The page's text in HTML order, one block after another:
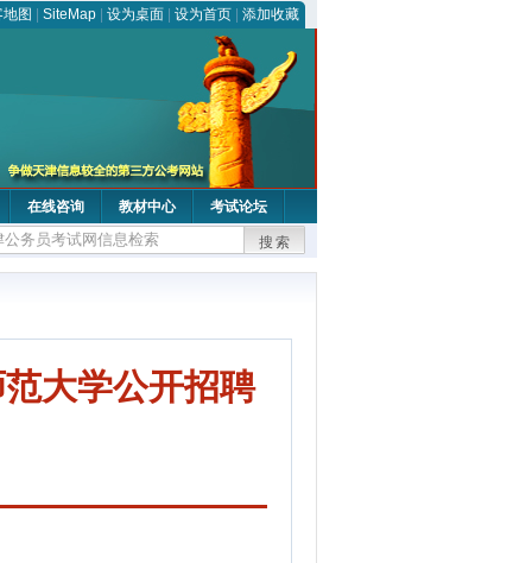
图 SiteMap 设为桌面 设为首页 添加收藏
在线咨询 教材中心 考试论坛
搜索
大学公开招聘